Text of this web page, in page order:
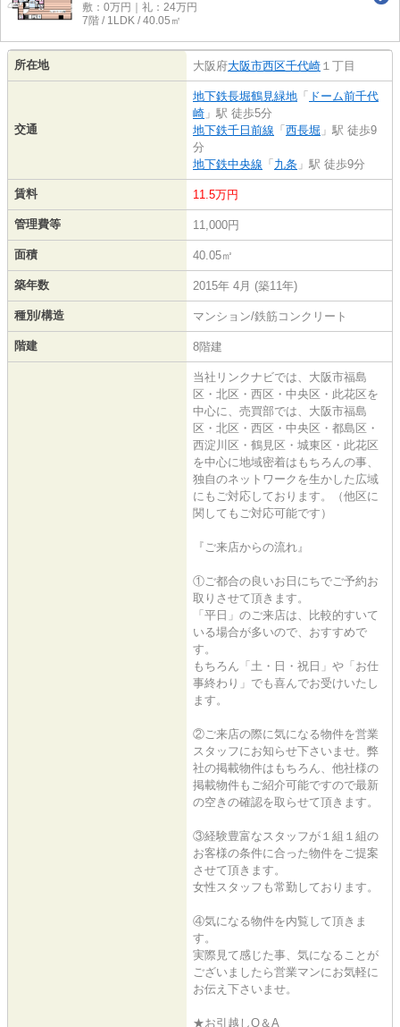
敷：0万円｜礼：24万円
7階 / 1LDK / 40.05㎡
所在地 大阪府大阪市西区千代崎 １丁目
交通
地下鉄長堀鶴見緑地 「 ドーム前千代
崎 」駅 徒歩5分
地下鉄千日前線 「 西長堀 」駅 徒歩9
分
地下鉄中央線 「 九条 」駅 徒歩9分
賃料 11.5万円
管理費等 11,000円
面積 40.05㎡
築年数 2015年 4月 (築11年)
種別/構造 マンション/鉄筋コンクリート
階建 8階建
当社リンクナビでは、大阪市福島
区・北区・西区・中央区・此花区を
中心に、売買部では、大阪市福島
区・北区・西区・中央区・都島区・
西淀川区・鶴見区・城東区・此花区
を中心に地域密着はもちろんの事、
独自のネットワークを生かした広域
にもご対応しております。（他区に
関してもご対応可能です）
『ご来店からの流れ』
①ご都合の良いお日にちでご予約お
取りさせて頂きます。
「平日」のご来店は、比較的すいて
いる場合が多いので、おすすめで
す。
もちろん「土・日・祝日」や「お仕
事終わり」でも喜んでお受けいたし
ます。
②ご来店の際に気になる物件を営業
スタッフにお知らせ下さいませ。弊
社の掲載物件はもちろん、他社様の
掲載物件もご紹介可能ですので最新
の空きの確認を取らせて頂きます。
③経験豊富なスタッフが１組１組の
お客様の条件に合った物件をご提案
させて頂きます。
女性スタッフも常勤しております。
④気になる物件を内覧して頂きま
す。
実際見て感じた事、気になることが
ございましたら営業マンにお気軽に
お伝え下さいませ。
★お引越しQ＆A